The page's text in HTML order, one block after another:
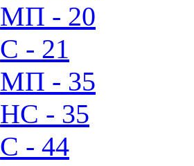
МП - 20
C - 21
МП - 35
HC - 35
C - 44